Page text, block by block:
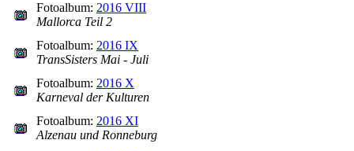
Fotoalbum: 2016 VIII
Mallorca Teil 2
Fotoalbum: 2016 IX
TransSisters Mai - Juli
Fotoalbum: 2016 X
Karneval der Kulturen
Fotoalbum: 2016 XI
Alzenau und Ronneburg